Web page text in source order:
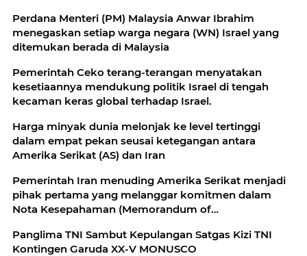
Perdana Menteri (PM) Malaysia Anwar Ibrahim
menegaskan setiap warga negara (WN) Israel yang
ditemukan berada di Malaysia
Pemerintah Ceko terang-terangan menyatakan
kesetiaannya mendukung politik Israel di tengah
kecaman keras global terhadap Israel.
Harga minyak dunia melonjak ke level tertinggi
dalam empat pekan seusai ketegangan antara
Amerika Serikat (AS) dan Iran
Pemerintah Iran menuding Amerika Serikat menjadi
pihak pertama yang melanggar komitmen dalam
Nota Kesepahaman (Memorandum of
Panglima TNI Sambut Kepulangan Satgas Kizi TNI
Kontingen Garuda XX-V MONUSCO